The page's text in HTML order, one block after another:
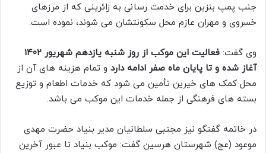
جنب پمپ بنزین برای خدمت رسانی به زائرینی که از مرزهای
خسروی و مهران عازم محل سکونتشان می شوند، نموده است.
وی گفت:
فعالیت این موکب از روز شنبه یازدهم شهریور ۱۴۰۲
آغاز شده و تا پایان ماه صفر ادامه دارد و تمام هزینه های آن از
محل کمک های خیرین تأمین می شود که خدمات اطعام و توزیع
بسته های فرهنگی از جمله خدمات این موکب می باشد.
در خاتمه گفتگو نیز مجتبی سلطانیان مدیر بنیاد حضرت مهدی
موعود (عج) شهرستان هرسین گفت: موکب بنیاد تا عبور آخرین